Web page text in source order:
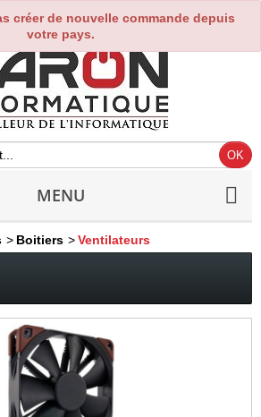
créer de nouvelle commande depuis
votre pays.
0
MENU
> Boitiers >Ventilateurs